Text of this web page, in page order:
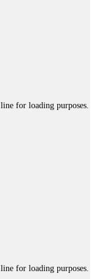
for loading purposes.
for loading purposes.